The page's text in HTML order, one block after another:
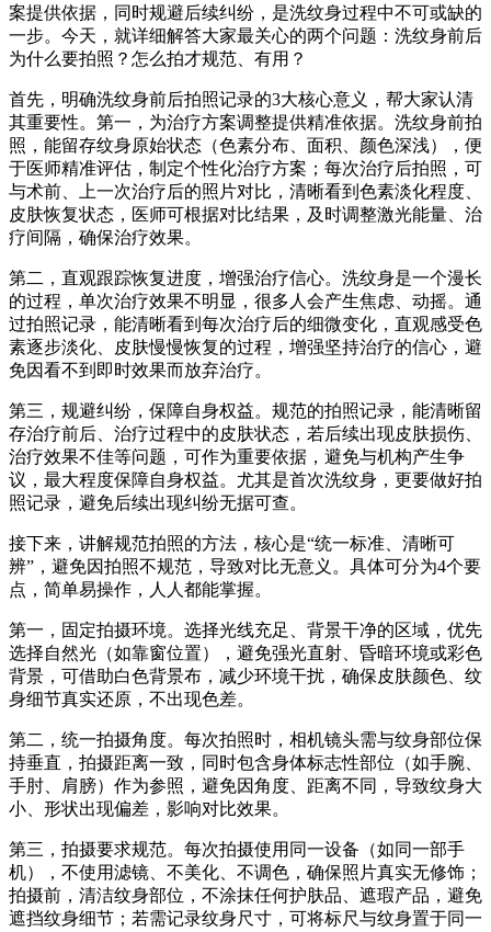
案提供依据，同时规避后续纠纷，是洗纹身过程中不可或缺的
一步。今天，就详细解答大家最关心的两个问题：洗纹身前后
为什么要拍照？怎么拍才规范、有用？
首先，明确洗纹身前后拍照记录的3大核心意义，帮大家认清
其重要性。第一，为治疗方案调整提供精准依据。洗纹身前拍
照，能留存纹身原始状态（色素分布、面积、颜色深浅），便
于医师精准评估，制定个性化治疗方案；每次治疗后拍照，可
与术前、上一次治疗后的照片对比，清晰看到色素淡化程度、
皮肤恢复状态，医师可根据对比结果，及时调整激光能量、治
疗间隔，确保治疗效果。
第二，直观跟踪恢复进度，增强治疗信心。洗纹身是一个漫长
的过程，单次治疗效果不明显，很多人会产生焦虑、动摇。通
过拍照记录，能清晰看到每次治疗后的细微变化，直观感受色
素逐步淡化、皮肤慢慢恢复的过程，增强坚持治疗的信心，避
免因看不到即时效果而放弃治疗。
第三，规避纠纷，保障自身权益。规范的拍照记录，能清晰留
存治疗前后、治疗过程中的皮肤状态，若后续出现皮肤损伤、
治疗效果不佳等问题，可作为重要依据，避免与机构产生争
议，最大程度保障自身权益。尤其是首次洗纹身，更要做好拍
照记录，避免后续出现纠纷无据可查。
接下来，讲解规范拍照的方法，核心是“统一标准、清晰可
辨”，避免因拍照不规范，导致对比无意义。具体可分为4个要
点，简单易操作，人人都能掌握。
第一，固定拍摄环境。选择光线充足、背景干净的区域，优先
选择自然光（如靠窗位置），避免强光直射、昏暗环境或彩色
背景，可借助白色背景布，减少环境干扰，确保皮肤颜色、纹
身细节真实还原，不出现色差。
第二，统一拍摄角度。每次拍照时，相机镜头需与纹身部位保
持垂直，拍摄距离一致，同时包含身体标志性部位（如手腕、
手肘、肩膀）作为参照，避免因角度、距离不同，导致纹身大
小、形状出现偏差，影响对比效果。
第三，拍摄要求规范。每次拍摄使用同一设备（如同一部手
机），不使用滤镜、不美化、不调色，确保照片真实无修饰；
拍摄前，清洁纹身部位，不涂抹任何护肤品、遮瑕产品，避免
遮挡纹身细节；若需记录纹身尺寸，可将标尺与纹身置于同一